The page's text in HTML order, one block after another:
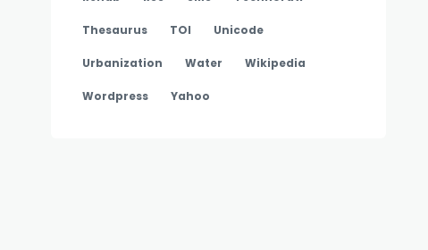
Thesaurus TOI Unicode
Urbanization Water Wikipedia
Wordpress Yahoo